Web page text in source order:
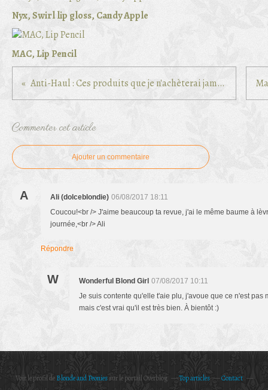
Nyx, Swirl lip gloss, Candy Apple
MAC, Lip Pencil
Anti-Haul : Ces produits que je n'achèterai jamais
Commenter cet article
Ajouter un commentaire
A Ali (dolceblondie) 06/08/2017 18:11
Coucou!<br /> J'aime beaucoup ta revue, j'ai le même baume à
journée,<br /> Ali
Répondre
W Wonderful Blond Girl 07/08/2017 10:11
Je suis contente qu'elle t'aie plu, j'avoue que ce n'est pas
mais c'est vrai qu'il est très bien. À bientôt :)
Voir le profil deBlonde and Peoniessur le portail Overblog Top articles Contact